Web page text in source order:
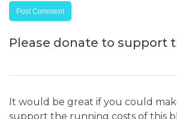
Please donate to support
It would be great if you could
support the running costs of this